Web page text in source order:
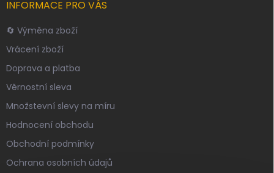
INFORMACE PRO VÁS
🔄 Výměna zboží
Vrácení zboží
Doprava a platba
Věrnostní sleva
Množstevní slevy na míru
Hodnocení obchodu
Obchodní podmínky
Ochrana osobních údajů